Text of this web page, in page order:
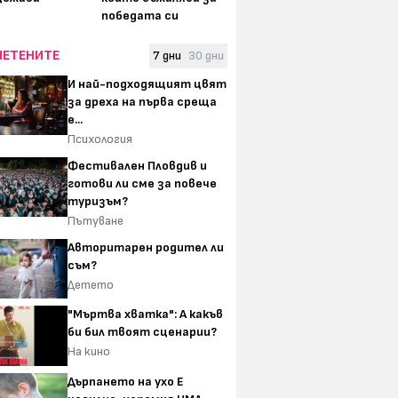
победата си
7 дни 30 дни
И най-подходящият цвят
за дреха на първа среща
е...
Психология
Фестивален Пловдив и
готови ли сме за повече
туризъм?
Пътуване
Авторитарен родител ли
съм?
Детето
"Мъртва хватка": А какъв
би бил твоят сценарии?
На кино
Дърпането на ухо Е